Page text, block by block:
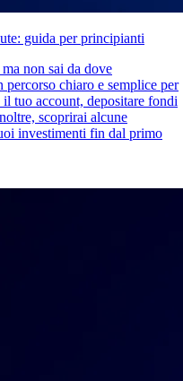
guida per principianti
non sai da dove
chiaro e semplice per
tuo account, depositare fondi
scoprirai alcune
investimenti fin dal primo